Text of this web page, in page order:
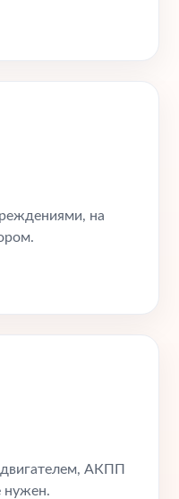
на
АКПП
нужен.